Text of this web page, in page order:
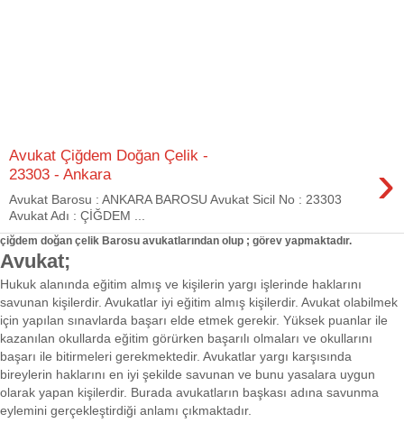
Avukat Çiğdem Doğan Çelik -
23303 - Ankara
›
Avukat Barosu : ANKARA BAROSU Avukat Sicil No : 23303
Avukat Adı : ÇİĞDEM ...
çiğdem doğan çelik Barosu avukatlarından olup ; görev yapmaktadır.
Avukat;
Hukuk alanında eğitim almış ve kişilerin yargı işlerinde haklarını
savunan kişilerdir. Avukatlar iyi eğitim almış kişilerdir. Avukat olabilmek
için yapılan sınavlarda başarı elde etmek gerekir. Yüksek puanlar ile
kazanılan okullarda eğitim görürken başarılı olmaları ve okullarını
başarı ile bitirmeleri gerekmektedir. Avukatlar yargı karşısında
bireylerin haklarını en iyi şekilde savunan ve bunu yasalara uygun
olarak yapan kişilerdir. Burada avukatların başkası adına savunma
eylemini gerçekleştirdiği anlamı çıkmaktadır.